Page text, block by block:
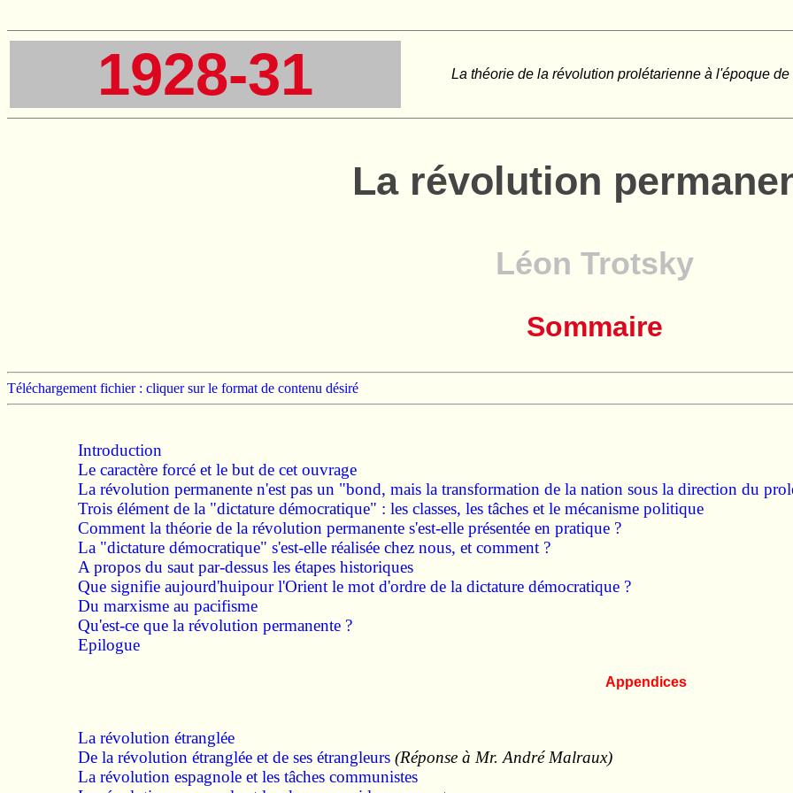
1928-31 La théorie de la révolution prolétarienne à l'époque
La révolution
Léon Trotsky
Sommaire
Téléchargement fichier : cliquer sur le format de contenu désiré
Introduction
Le caractère forcé et le but de cet ouvrage
La révolution permanente n'est pas un "bond, mais la transformation de la nation sous la direction du
Trois élément de la "dictature démocratique" : les classes, les tâches et le mécanisme politique
Comment la théorie de la révolution permanente s'est-elle présentée en pratique ?
La "dictature démocratique" s'est-elle réalisée chez nous, et comment ?
A propos du saut par-dessus les étapes historiques
Que signifie aujourd'huipour l'Orient le mot d'ordre de la dictature démocratique ?
Du marxisme au pacifisme
Qu'est-ce que la révolution permanente ?
Epilogue
Appendices
La révolution étranglée
De la révolution étranglée et de ses étrangleurs(Réponse à Mr. André Malraux)
La révolution espagnole et les tâches communistes